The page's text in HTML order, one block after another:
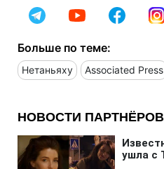
Больше по теме:
Нетаньяху Associated Press